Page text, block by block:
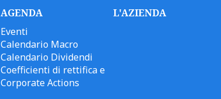
AGENDA
Eventi
Calendario Macro
Calendario Dividendi
Coefficienti di rettifica e
Corporate Actions
L'AZIENDA